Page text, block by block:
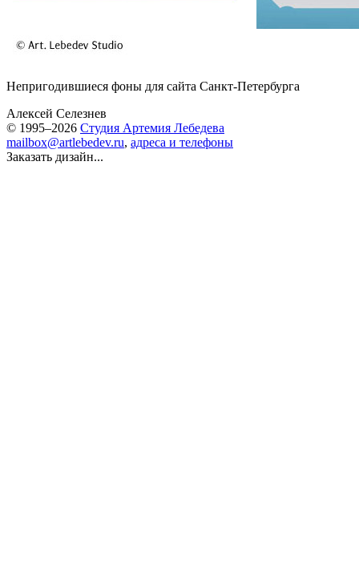
Непригодившиеся фоны для сайта Санкт-Петербурга
Алексей Селезнев
© 1995–2026 Студия Артемия Лебедева
mailbox@artlebedev.ru, адреса и телефоны
Заказать дизайн...